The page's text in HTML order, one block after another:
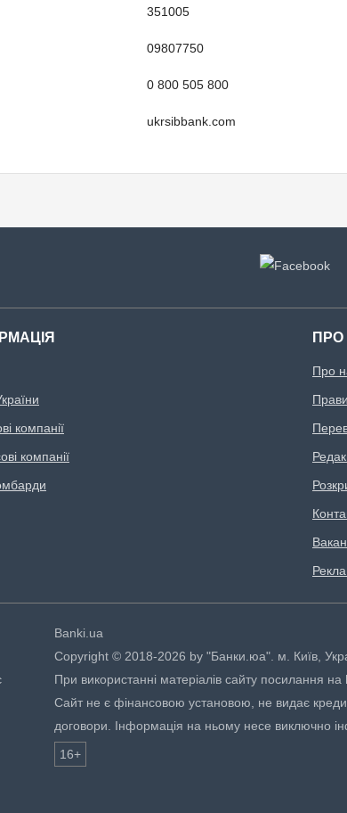
351005
09807750
0 800 505 800
ukrsibbank.com
компанії
компанії
ПРО
Про
Banki.ua
Copyright © 2018-2026 by "Банки.юа". м. Київ,
При використанні матеріалів сайту посилання
Сайт не є фінансовою установою, не видає
договори. Інформація на ньому несе виключно
16+